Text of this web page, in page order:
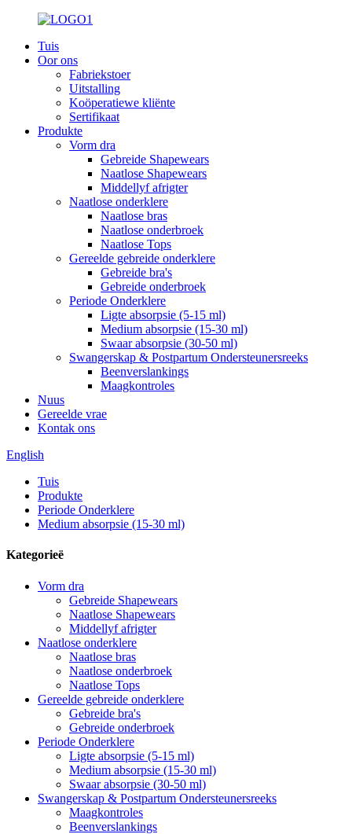
Tuis
Oor ons
Fabriekstoer
Uitstalling
Koöperatiewe kliënte
Sertifikaat
Produkte
Vorm dra
Gebreide Shapewears
Naatlose Shapewears
Middellyf afrigter
Naatlose onderklere
Naatlose bras
Naatlose onderbroek
Naatlose Tops
Gereelde gebreide onderklere
Gebreide bra's
Gebreide onderbroek
Periode Onderklere
Ligte absorpsie (5-15 ml)
Medium absorpsie (15-30 ml)
Swaar absorpsie (30-50 ml)
Swangerskap & Postpartum Ondersteunersreeks
Beenverslankings
Maagkontroles
Nuus
Gereelde vrae
Kontak ons
English
Tuis
Produkte
Periode Onderklere
Medium absorpsie (15-30 ml)
Kategorieë
Vorm dra
Gebreide Shapewears
Naatlose Shapewears
Middellyf afrigter
Naatlose onderklere
Naatlose bras
Naatlose onderbroek
Naatlose Tops
Gereelde gebreide onderklere
Gebreide bra's
Gebreide onderbroek
Periode Onderklere
Ligte absorpsie (5-15 ml)
Medium absorpsie (15-30 ml)
Swaar absorpsie (30-50 ml)
Swangerskap & Postpartum Ondersteunersreeks
Maagkontroles
Beenverslankings